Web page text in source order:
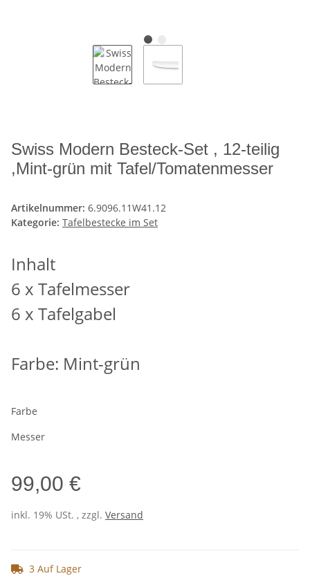
Swiss Modern Besteck-Set , 12-teilig
,Mint-grün mit Tafel/Tomatenmesser
Artikelnummer: 6.9096.11W41.12
Kategorie: Tafelbestecke im Set
Inhalt
6 x Tafelmesser
6 x Tafelgabel
Farbe: Mint-grün
Farbe
Messer
99,00 €
inkl. 19% USt. , zzgl. Versand
3 Auf Lager